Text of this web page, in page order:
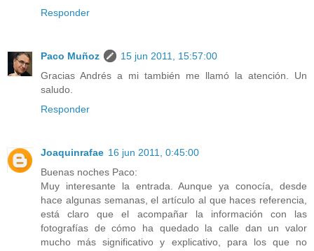
Responder
Paco Muñoz
15 jun 2011, 15:57:00
Gracias Andrés a mi también me llamó la atención. Un
saludo.
Responder
Joaquinrafae 16 jun 2011, 0:45:00
Buenas noches Paco:
Muy interesante la entrada. Aunque ya conocía, desde
hace algunas semanas, el artículo al que haces referencia,
está claro que el acompañar la información con las
fotografías de cómo ha quedado la calle dan un valor
mucho más significativo y explicativo, para los que no